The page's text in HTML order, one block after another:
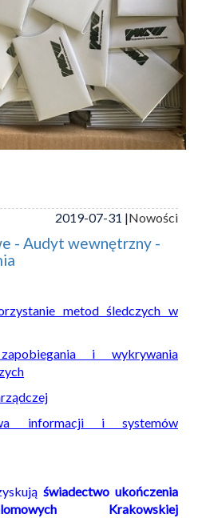
2019-07-31 |Nowości
- Audyt wewnętrzny -
metod śledczych w
i wykrywania
informacji i systemów
świadectwo ukończenia
Krakowskiej